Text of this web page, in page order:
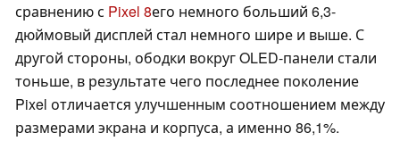
сравнению с Pixel 8его немного больший 6,3-
дюймовый дисплей стал немного шире и выше. С
другой стороны, ободки вокруг OLED-панели стали
тоньше, в результате чего последнее поколение
Pixel отличается улучшенным соотношением между
размерами экрана и корпуса, а именно 86,1%.